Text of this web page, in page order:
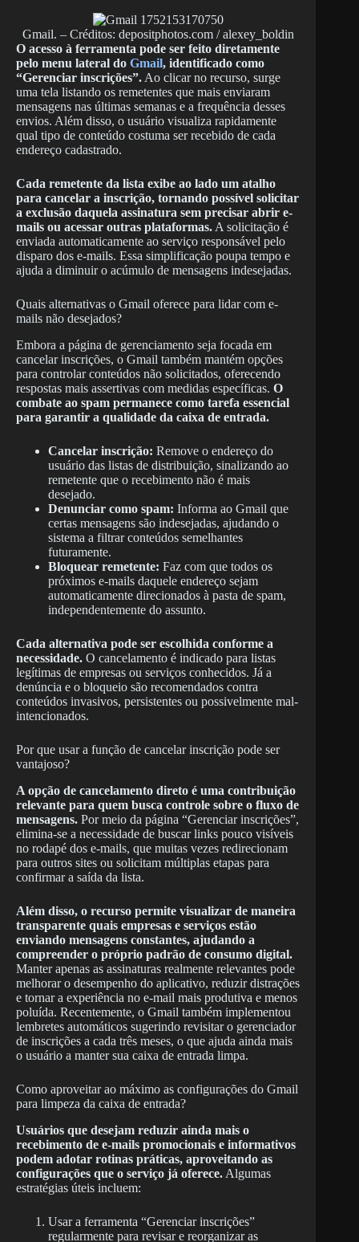
Gmail. – Créditos: depositphotos.com / alexey_boldin
O acesso à ferramenta pode ser feito diretamente
pelo menu lateral do Gmail, identificado como
“Gerenciar inscrições”. Ao clicar no recurso, surge
uma tela listando os remetentes que mais enviaram
mensagens nas últimas semanas e a frequência desses
envios. Além disso, o usuário visualiza rapidamente
qual tipo de conteúdo costuma ser recebido de cada
endereço cadastrado.
Cada remetente da lista exibe ao lado um atalho
para cancelar a inscrição, tornando possível solicitar
a exclusão daquela assinatura sem precisar abrir e-
mails ou acessar outras plataformas. A solicitação é
enviada automaticamente ao serviço responsável pelo
disparo dos e-mails. Essa simplificação poupa tempo e
ajuda a diminuir o acúmulo de mensagens indesejadas.
Quais alternativas o Gmail oferece para lidar com e-
mails não desejados?
Embora a página de gerenciamento seja focada em
cancelar inscrições, o Gmail também mantém opções
para controlar conteúdos não solicitados, oferecendo
respostas mais assertivas com medidas específicas. O
combate ao spam permanece como tarefa essencial
para garantir a qualidade da caixa de entrada.
Cancelar inscrição: Remove o endereço do
usuário das listas de distribuição, sinalizando ao
remetente que o recebimento não é mais
desejado.
Denunciar como spam: Informa ao Gmail que
certas mensagens são indesejadas, ajudando o
sistema a filtrar conteúdos semelhantes
futuramente.
Bloquear remetente: Faz com que todos os
próximos e-mails daquele endereço sejam
automaticamente direcionados à pasta de spam,
independentemente do assunto.
Cada alternativa pode ser escolhida conforme a
necessidade. O cancelamento é indicado para listas
legítimas de empresas ou serviços conhecidos. Já a
denúncia e o bloqueio são recomendados contra
conteúdos invasivos, persistentes ou possivelmente mal-
intencionados.
Por que usar a função de cancelar inscrição pode ser
vantajoso?
A opção de cancelamento direto é uma contribuição
relevante para quem busca controle sobre o fluxo de
mensagens. Por meio da página “Gerenciar inscrições”,
elimina-se a necessidade de buscar links pouco visíveis
no rodapé dos e-mails, que muitas vezes redirecionam
para outros sites ou solicitam múltiplas etapas para
confirmar a saída da lista.
Além disso, o recurso permite visualizar de maneira
transparente quais empresas e serviços estão
enviando mensagens constantes, ajudando a
compreender o próprio padrão de consumo digital.
Manter apenas as assinaturas realmente relevantes pode
melhorar o desempenho do aplicativo, reduzir distrações
e tornar a experiência no e-mail mais produtiva e menos
poluída. Recentemente, o Gmail também implementou
lembretes automáticos sugerindo revisitar o gerenciador
de inscrições a cada três meses, o que ajuda ainda mais
o usuário a manter sua caixa de entrada limpa.
Como aproveitar ao máximo as configurações do Gmail
para limpeza da caixa de entrada?
Usuários que desejam reduzir ainda mais o
recebimento de e-mails promocionais e informativos
podem adotar rotinas práticas, aproveitando as
configurações que o serviço já oferece. Algumas
estratégias úteis incluem:
Usar a ferramenta “Gerenciar inscrições”
regularmente para revisar e reorganizar as